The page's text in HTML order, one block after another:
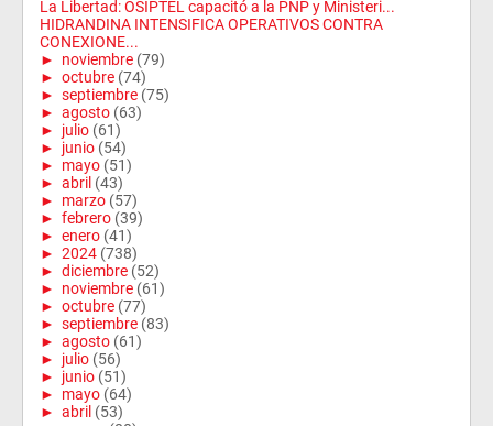
La Libertad: OSIPTEL capacitó a la PNP y Ministeri...
HIDRANDINA INTENSIFICA OPERATIVOS CONTRA
CONEXIONE...
► noviembre (79)
► octubre (74)
► septiembre (75)
► agosto (63)
► julio (61)
► junio (54)
► mayo (51)
► abril (43)
► marzo (57)
► febrero (39)
► enero (41)
► 2024 (738)
► diciembre (52)
► noviembre (61)
► octubre (77)
► septiembre (83)
► agosto (61)
► julio (56)
► junio (51)
► mayo (64)
► abril (53)